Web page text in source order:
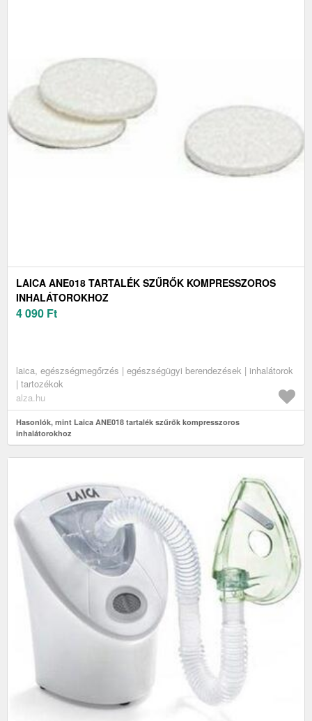
LAICA ANE018 TARTALÉK SZŰRŐK KOMPRESSZOROS
INHALÁTOROKHOZ
4 090 Ft
laica, egészségmegőrzés | egészségügyi berendezések | inhalátorok
| tartozékok
alza.hu
Hasonlók, mint Laica ANE018 tartalék szűrők kompresszoros
inhalátorokhoz